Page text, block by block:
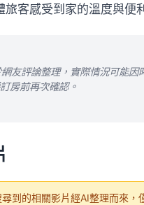
旅客感受到家的溫度與便
友評論整理，實際情況可能因
房前再次確認。
到的相關影片經AI整理而來，